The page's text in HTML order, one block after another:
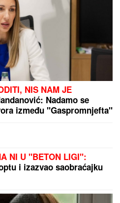
BIRNE O ACI
Šengen, na granicama